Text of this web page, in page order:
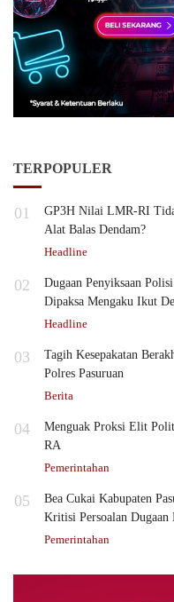
TERPOPULER
01
GP3H Nilai LMR-RI
Alat Balas Dendam?
Headline
02
Dugaan Penyiksaan
Dipaksa Mengaku Ikut
Headline
03
Tagih Kesepakatan
Polres Pasuruan
Berita
04
Menguak Proksi Elit
RA
Pemerintahan
05
Bea Cukai Kabupaten
Kritisi Persoalan
Pemerintahan